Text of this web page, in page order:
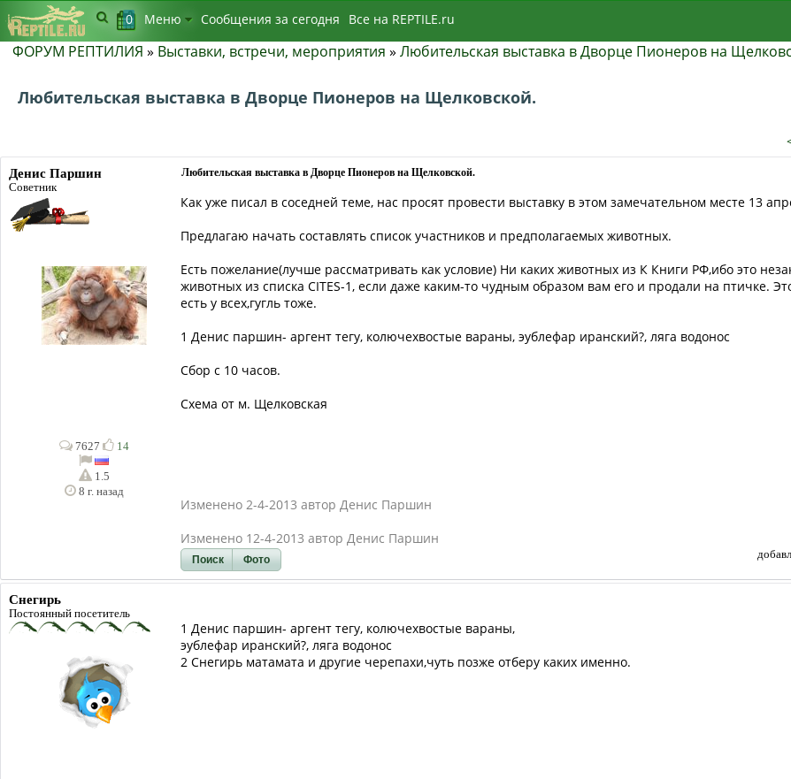
ФОРУМ РЕПТИЛИЯ » Выставки, встречи, мероприятия » Любительская выставка в Дворце Пионеров на
Любительская выставка в Дворце Пионеров на Щелковской.
Денис Паршин
Советник
7627 14
1.5
8 г. назад
Любительская выставка в Дворце Пионеров на Щелковской.
Как уже писал в соседней теме, нас просят провести выставку в этом замечательном месте 13
Предлагаю начать составлять список участников и предполагаемых животных.
Есть пожелание(лучше рассматривать как условие) Ни каких животных из К Книги РФ,ибо это
животных из списка CITES-1, если даже каким-то чудным образом вам его и продали на птичке.
есть у всех,гугль тоже.
1 Денис паршин- аргент тегу, колючехвостые вараны, эублефар иранский?, ляга водонос
Сбор с 10 часов.
Схема от м. Щелковская
Изменено 2-4-2013 автор Денис Паршин
Изменено 12-4-2013 автор Денис Паршин
Поиск Фото
Снегирь
Постоянный посетитель
1 Денис паршин- аргент тегу, колючехвостые вараны,
эублефар иранский?, ляга водонос
2 Снегирь матамата и другие черепахи,чуть позже отберу каких именно.
0 Меню Сообщения за сегодня Bсе на REPTILE.ru